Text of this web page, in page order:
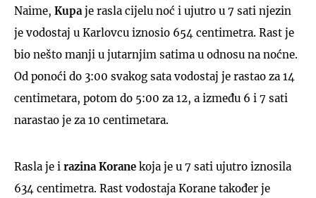
Naime, Kupa je rasla cijelu noć i ujutro u 7 sati njezin
je vodostaj u Karlovcu iznosio 654 centimetra. Rast je
bio nešto manji u jutarnjim satima u odnosu na noćne.
Od ponoći do 3:00 svakog sata vodostaj je rastao za 14
centimetara, potom do 5:00 za 12, a između 6 i 7 sati
narastao je za 10 centimetara.
Rasla je i razina Korane koja je u 7 sati ujutro iznosila
634 centimetra. Rast vodostaja Korane također je